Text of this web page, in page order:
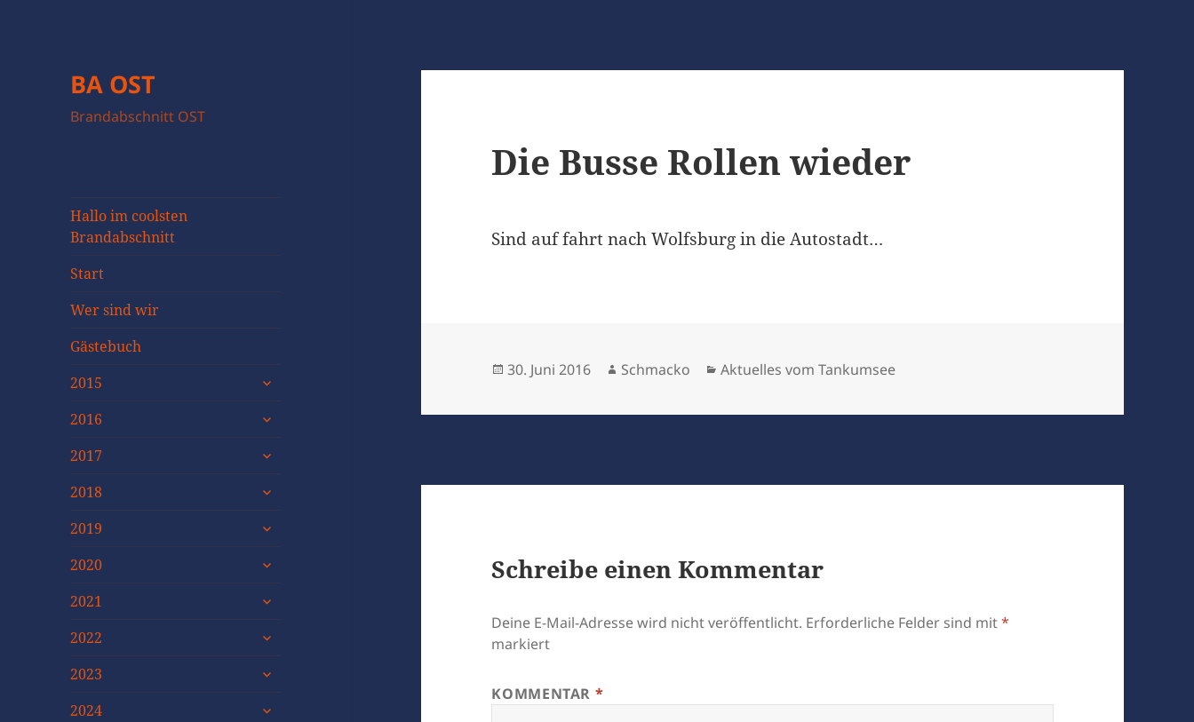
BA OST
Brandabschnitt OST
Hallo im coolsten
Brandabschnitt
Start
Wer sind wir
Gästebuch
2015
untermenü
2016
untermenü
2017
untermenü
2018
untermenü
2019
untermenü
2020
untermenü
2021
untermenü
2022
untermenü
2023
untermenü
2024
untermenü
Die Busse Rollen wieder
Sind auf fahrt nach Wolfsburg in die Autostadt…
Veröffentlicht
30. Juni 2016 Autor
Schmacko Kategorien
Aktuelles vom Tankumsee
Schreibe einen Kommentar
Deine E-Mail-Adresse wird nicht veröffentlicht. Erforderliche Felder sind mit*
markiert
KOMMENTAR *